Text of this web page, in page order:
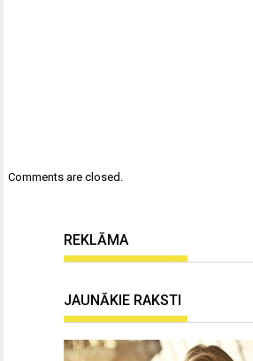
Comments are closed.
REKLĀMA
JAUNĀKIE RAKSTI